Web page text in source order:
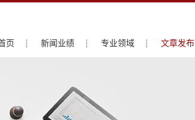
页 新闻业绩 专业领域 文章发布